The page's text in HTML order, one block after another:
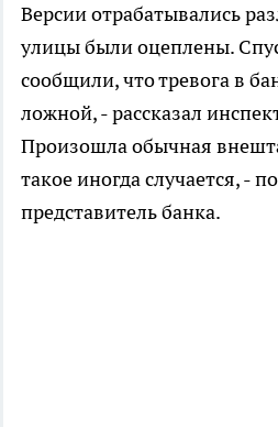
Версии отрабатывались
улицы были оцеплены.
сообщили, что тревога в
ложной, - рассказал
Произошла обычная
такое иногда случается, -
представитель банка.